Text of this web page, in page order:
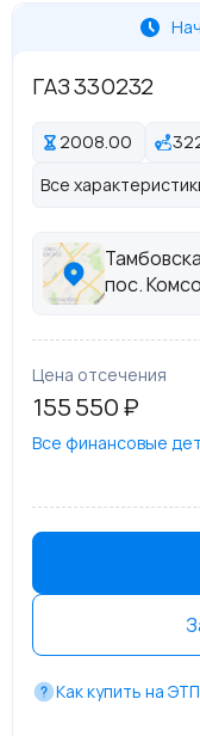
ГАЗ 330232
2008.00
Все
пос.
Цена отсечения
155 550 ₽
Все финансовые
Как купить на